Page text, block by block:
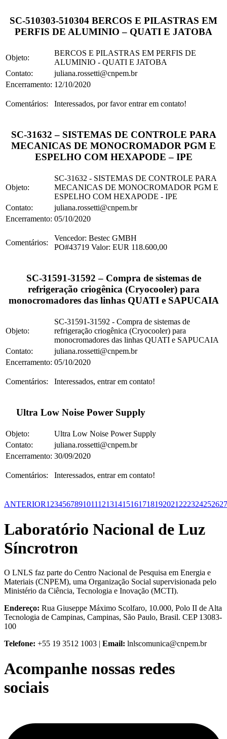
SC-510303-510304 BERCOS E PILASTRAS EM
PERFIS DE ALUMINIO – QUATI E JATOBA
Objeto:
BERCOS E PILASTRAS EM PERFIS DE
ALUMINIO - QUATI E JATOBA
Contato:
juliana.rossetti@cnpem.br
Encerramento: 12/10/2020
Comentários: Interessados, por favor entrar em contato!
SC-31632 – SISTEMAS DE CONTROLE PARA
MECANICAS DE MONOCROMADOR PGM E
ESPELHO COM HEXAPODE – IPE
Objeto:
SC-31632 - SISTEMAS DE CONTROLE PARA
MECANICAS DE MONOCROMADOR PGM E
ESPELHO COM HEXAPODE - IPE
Contato:
juliana.rossetti@cnpem.br
Encerramento: 05/10/2020
Comentários:
Vencedor: Bestec GMBH
PO#43719 Valor: EUR 118.600,00
SC-31591-31592 – Compra de sistemas de
refrigeração criogênica (Cryocooler) para
monocromadores das linhas QUATI e SAPUCAIA
Objeto:
SC-31591-31592 - Compra de sistemas de
refrigeração criogênica (Cryocooler) para
monocromadores das linhas QUATI e SAPUCAIA
Contato:
juliana.rossetti@cnpem.br
Encerramento: 05/10/2020
Comentários: Interessados, entrar em contato!
Ultra Low Noise Power Supply
Objeto:
Ultra Low Noise Power Supply
Contato:
juliana.rossetti@cnpem.br
Encerramento: 30/09/2020
Comentários: Interessados, entrar em contato!
ANTERIOR1 23456789101112131415161718192021 222324252627
Laboratório Nacional de Luz
Síncrotron
O LNLS faz parte do Centro Nacional de Pesquisa em Energia e
Materiais (CNPEM), uma Organização Social supervisionada pelo
Ministério da Ciência, Tecnologia e Inovação (MCTI).
Endereço: Rua Giuseppe Máximo Scolfaro, 10.000, Polo II de Alta
Tecnologia de Campinas, Campinas, São Paulo, Brasil. CEP 13083-
100
Telefone: +55 19 3512 1003 | Email: lnlscomunica@cnpem.br
Acompanhe nossas redes
sociais